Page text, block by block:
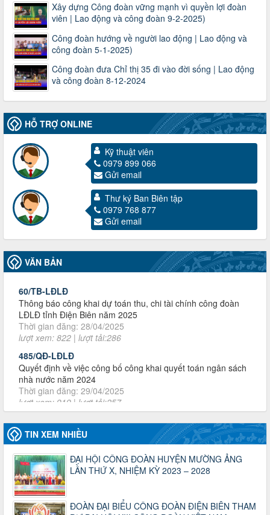
Xây dựng Công đoàn vững mạnh vì quyền lợi đoàn
viên | Lao động và công đoàn 9-2-2025)
Công đoàn hướng về người lao động | Lao động và
công đoàn 5-1-2025)
Công đoàn đưa Chỉ thị 35 đi vào đời sống | Lao động
và công đoàn 8-12-2024
HỖ TRỢ ONLINE
Kỹ thuật viên
0979 899 066
Gửi email
Thư ký Ban Biên tập
0979 768 877
Gửi email
VĂN BẢN
3716/TLD-TC
Công văn hướng dẫn công tác quả lý tài chính, tài sản công
đoàn khi đơn vị sát nhập, chấm dứt hoạt động
Thời gian đăng: 13/04/2025
60/TB-LĐLĐ
Thông báo công khai dự toán thu, chi tài chính công đoàn
LĐLĐ tỉnh Điện Biên năm 2025
Thời gian đăng: 28/04/2025
lượt xem: 822 | lượt tải:286
485/QĐ-LĐLĐ
Quyết định về việc công bố công khai quyết toán ngân sách
nhà nước năm 2024
Thời gian đăng: 29/04/2025
lượt xem: 919 | lượt tải:257
2930/TLĐ-TC
Công văn số 2930/TLĐ-TC, ngày 31/12/2024 của Tổng
LĐLĐ Việt Nam về việc quy định tỷ lệ phân phối tự động
KPCĐ 2% qua tài khoản Công đoàn Việt Nam về các cấp
Công đoàn năm 2025
lượt xem: 1067 | lượt tải:438
47-TTCĐ/BTGTU
Thông tin chuyên đề: Một số nôi dung về sắp xếp tổ chức bộ
máy của hệ thống chính trị tinh gọn, hoạt động hiệu lực, hiệu
TIN XEM NHIỀU
ĐẠI HỘI CÔNG ĐOÀN HUYỆN MƯỜNG ẢNG
LẦN THỨ X, NHIỆM KỲ 2023 – 2028
ĐOÀN ĐẠI BIỂU CÔNG ĐOÀN ĐIỆN BIÊN THAM